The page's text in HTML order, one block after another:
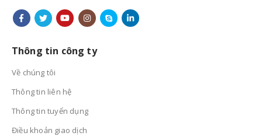
Thông tin công ty
Về chúng tôi
Thông tin liên hệ
Thông tin tuyển dụng
Điều khoản giao dịch